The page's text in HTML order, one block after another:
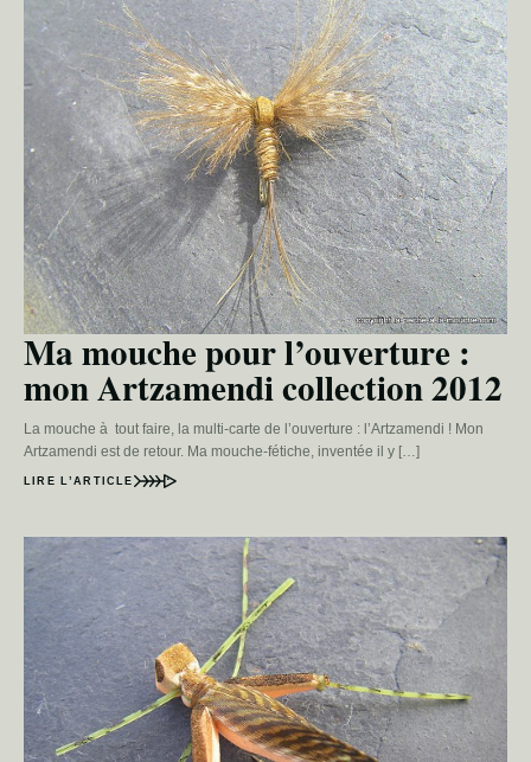
Ma mouche pour l’ouverture :
mon Artzamendi collection 2012
La mouche à tout faire, la multi-carte de l’ouverture : l’Artzamendi ! Mon
Artzamendi est de retour. Ma mouche-fétiche, inventée il y […]
LIRE L’ARTICLE